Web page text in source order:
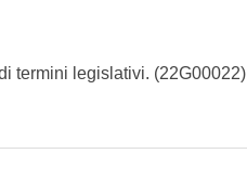
termini legislativi. (22G00022)